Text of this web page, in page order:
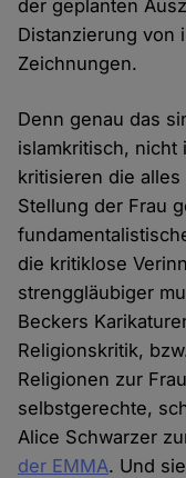
der geplanten
Distanzierung von
Zeichnungen.
Denn genau das
islamkritisch, nicht
kritisieren die
Stellung der Frau
die kritiklose
strenggläubiger
Beckers
Religionskritik,
Religionen zur
selbstgerechte,
Alice Schwarzer
der EMMA. Und